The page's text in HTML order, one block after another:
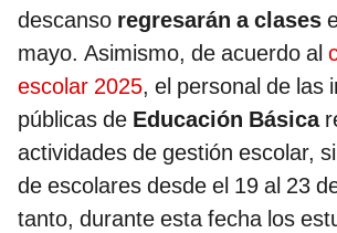
descanso regresarán a clases
mayo. Asimismo, de acuerdo al
escolar 2025, el personal de las
públicas de Educación Básica
actividades de gestión escolar,
de escolares desde el 19 al 23
tanto, durante esta fecha los